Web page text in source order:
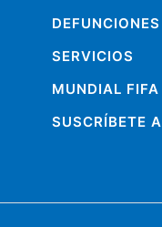
DEFUNCIONES
SERVICIOS
MUNDIAL
SUSCRÍBETE